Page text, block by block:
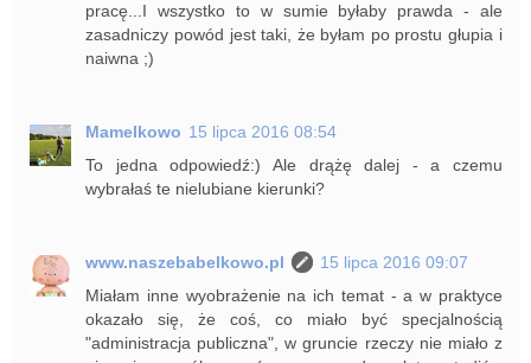
pracę...I wszystko to w sumie byłaby prawda - ale
zasadniczy powód jest taki, że byłam po prostu głupia i
naiwna ;)
Mamelkowo 15 lipca 2016 08:54
To jedna odpowiedź:) Ale drążę dalej - a czemu
wybrałaś te nielubiane kierunki?
www.naszebabelkowo.pl
15 lipca 2016 09:07
Miałam inne wyobrażenie na ich temat - a w praktyce
okazało się, że coś, co miało być specjalnością
"administracja publiczna", w gruncie rzeczy nie miało z